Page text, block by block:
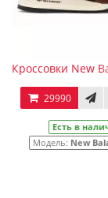
Кроссовки New
29990
Есть в
Модель: New